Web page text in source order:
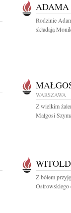
ADAMA
Rodzinie
składają
WARSZAWA
Z wielkim
Małgosi
Z bólem
Ostrowskiego